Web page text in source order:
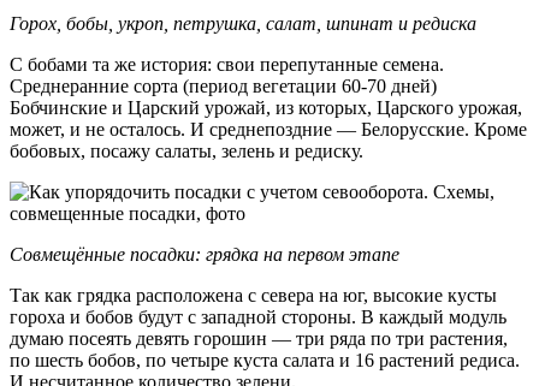
Горох, бобы, укроп, петрушка, салат, шпинат и редиска
С бобами та же история: свои перепутанные семена.
Среднеранние сорта (период вегетации 60-70 дней)
Бобчинские и Царский урожай, из которых, Царского урожая,
может, и не осталось. И среднепоздние — Белорусские. Кроме
бобовых, посажу салаты, зелень и редиску.
Совмещённые посадки: грядка на первом этапе
Так как грядка расположена с севера на юг, высокие кусты
гороха и бобов будут с западной стороны. В каждый модуль
думаю посеять девять горошин — три ряда по три растения,
по шесть бобов, по четыре куста салата и 16 растений редиса.
И несчитанное количество зелени.